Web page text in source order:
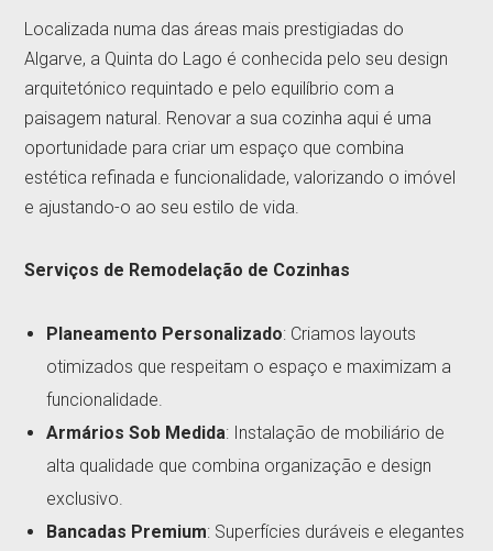
Localizada numa das áreas mais prestigiadas do
Algarve, a Quinta do Lago é conhecida pelo seu design
arquitetónico requintado e pelo equilíbrio com a
paisagem natural. Renovar a sua cozinha aqui é uma
oportunidade para criar um espaço que combina
estética refinada e funcionalidade, valorizando o imóvel
e ajustando-o ao seu estilo de vida.
Serviços de Remodelação de Cozinhas
Planeamento Personalizado: Criamos layouts
otimizados que respeitam o espaço e maximizam a
funcionalidade.
Armários Sob Medida: Instalação de mobiliário de
alta qualidade que combina organização e design
exclusivo.
Bancadas Premium: Superfícies duráveis e elegantes